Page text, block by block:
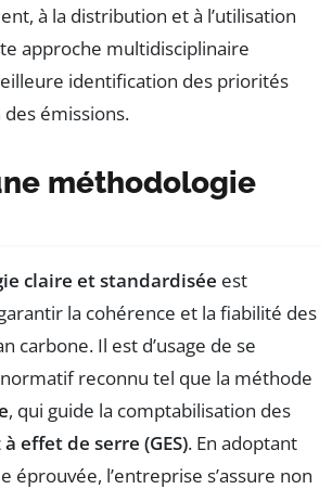
à la distribution et à l’utilisation
approche multidisciplinaire
identification des priorités
émissions.
méthodologie
claire et standardisée est
la cohérence et la fiabilité des
carbone. Il est d’usage de se
reconnu tel que la méthode
, qui guide la comptabilisation des
à effet de serre (GES). En adoptant
éprouvée, l’entreprise s’assure non